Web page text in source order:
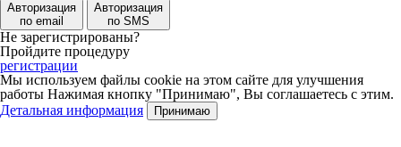
Авторизация
по email
Авторизация
по SMS
Не зарегистрированы?
Пройдите процедуру
регистрации
Мы используем файлы cookie на этом сайте для улучшения
работы Нажимая кнопку "Принимаю", Вы соглашаетесь с этим.
Детальная информация
Принимаю